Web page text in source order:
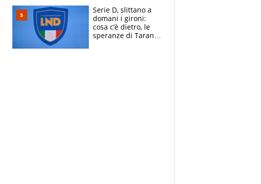
rimane Milinkovic-
Savic
Serie D, slittano a
domani i gironi:
cosa c’è dietro, le
speranze di Taranto